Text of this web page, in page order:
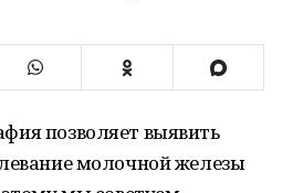
позволяет выявить
молочной железы